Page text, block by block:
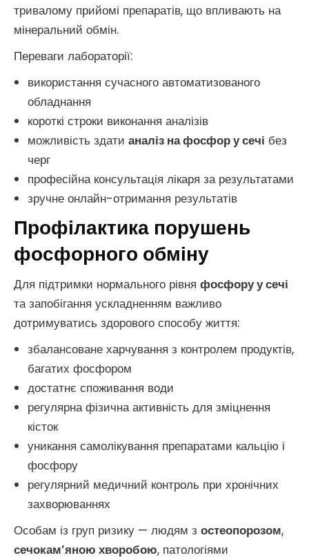
тривалому прийомі препаратів, що впливають на
мінеральний обмін.
Переваги лабораторії:
використання сучасного автоматизованого
обладнання
короткі строки виконання аналізів
можливість здати аналіз на фосфор у сечі без
черг
професійна консультація лікаря за результатами
зручне онлайн-отримання результатів
Профілактика порушень
фосфорного обміну
Для підтримки нормального рівня фосфору у сечі
та запобігання ускладненням важливо
дотримуватись здорового способу життя:
збалансоване харчування з контролем продуктів,
багатих фосфором
достатнє споживання води
регулярна фізична активність для зміцнення
кісток
уникання самолікування препаратами кальцію і
фосфору
регулярний медичний контроль при хронічних
захворюваннях
Особам із груп ризику — людям з остеопорозом,
сечокам’яною хворобою, патологіями